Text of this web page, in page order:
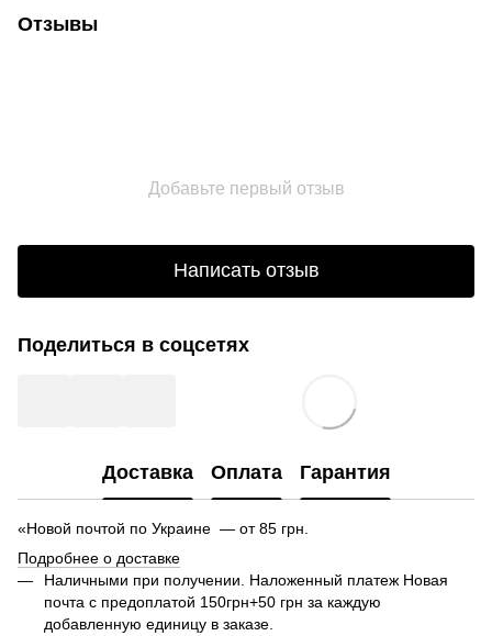
Отзывы
Добавьте первый отзыв
Написать отзыв
Поделиться в соцсетях
Доставка Оплата Гарантия
«Новой почтой по Украине — от 85 грн.
Подробнее о доставке
Наличными при получении. Наложенный платеж Новая
почта с предоплатой 150грн+50 грн за каждую
добавленную единицу в заказе.